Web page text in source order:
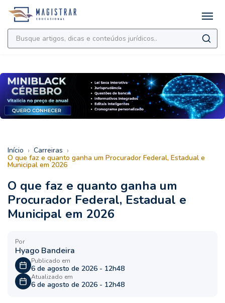
Início › Carreiras ›
O que faz e quanto ganha um Procurador Federal, Estadual e
Municipal em 2026
O que faz e quanto ganha um
Procurador Federal, Estadual e
Municipal em 2026
Por
Hyago Bandeira
Publicado em
6 de agosto de 2026 - 12h48
Atualizado em
6 de agosto de 2026 - 12h48